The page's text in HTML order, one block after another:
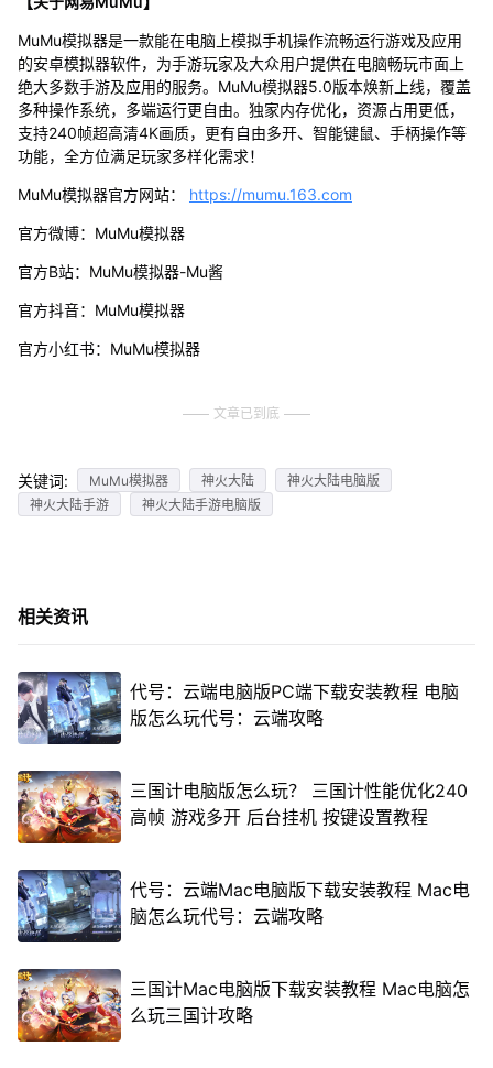
MuMu模拟器是一款能在电脑上模拟手机操作流畅运行游戏及应用
的安卓模拟器软件，为手游玩家及大众用户提供在电脑畅玩市面上
绝大多数手游及应用的服务。MuMu模拟器5.0版本焕新上线，覆盖
多种操作系统，多端运行更自由。独家内存优化，资源占用更低，
支持240帧超高清4K画质，更有自由多开、智能键鼠、手柄操作等
功能，全方位满足玩家多样化需求！
MuMu模拟器官方网站： https://mumu.163.com
官方微博：MuMu模拟器
官方B站：MuMu模拟器-Mu酱
官方抖音：MuMu模拟器
官方小红书：MuMu模拟器
文章已到底
关键词: MuMu模拟器 神火大陆
神火大陆电脑版
神火大陆手游
神火大陆手游电脑版
相关资讯
代号：云端电脑版PC端下载安装教程 电脑
版怎么玩代号：云端攻略
三国计电脑版怎么玩？ 三国计性能优化240
高帧 游戏多开 后台挂机 按键设置教程
代号：云端Mac电脑版下载安装教程 Mac电
脑怎么玩代号：云端攻略
三国计Mac电脑版下载安装教程 Mac电脑怎
么玩三国计攻略